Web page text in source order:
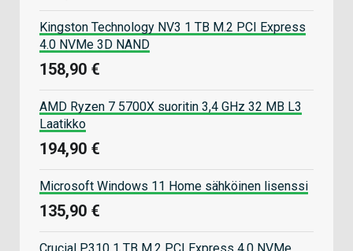
Kingston Technology NV3 1 TB M.2 PCI Express
4.0 NVMe 3D NAND
158,90 €
AMD Ryzen 7 5700X suoritin 3,4 GHz 32 MB L3
Laatikko
194,90 €
Microsoft Windows 11 Home sähköinen lisenssi
135,90 €